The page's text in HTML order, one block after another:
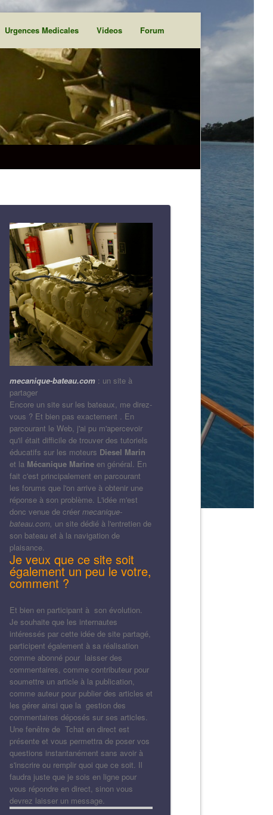
Urgences Medicales Videos Forum
mecanique-bateau.com : un site à
partager
Encore un site sur les bateaux, me direz-
vous ? Et bien pas exactement . En
parcourant le Web, j'ai pu m'apercevoir
qu'il était difficile de trouver des tutoriels
éducatifs sur les moteurs Diesel Marin
et la Mécanique Marine en général. En
fait c'est principalement en parcourant
les forums que l'on arrive à obtenir une
réponse à son problème. L'idée m'est
donc venue de créer mecanique-
bateau.com, un site dédié à l'entretien de
son bateau et à la navigation de
plaisance.
Je veux que ce site soit
également un peu le votre,
comment ?
Et bien en participant à son évolution.
Je souhaite que les internautes
intéressés par cette idée de site partagé,
participent également à sa réalisation
comme abonné pour laisser des
commentaires, comme contributeur pour
soumettre un article à la publication,
comme auteur pour publier des articles et
les gérer ainsi que la gestion des
commentaires déposés sur ses articles.
Une fenêtre de Tchat en direct est
présente et vous permettra de poser vos
questions instantanément sans avoir à
s'inscrire ou remplir quoi que ce soit. Il
faudra juste que je sois en ligne pour
vous répondre en direct, sinon vous
devrez laisser un message.